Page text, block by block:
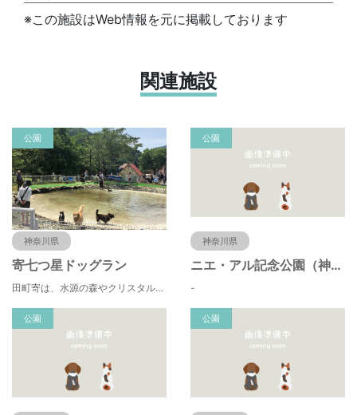
※この施設はWeb情報を元に掲載しております
関連施設
公園
神奈川県
寄七つ星ドッグラン
田町寄は、水源の森やクリスタルな清流 、 満天の星空などの豊かな自然に包まれ、 食や農、芸術の魅力あふれる川の里です。 ドッグランエリアを中心とした『やどりき七つ星ヴィレッジ』を ゆっくりお楽しみください。
公園
神奈川県
ニエ・アル記念公園（神奈川県藤沢市）
-
公園 公園